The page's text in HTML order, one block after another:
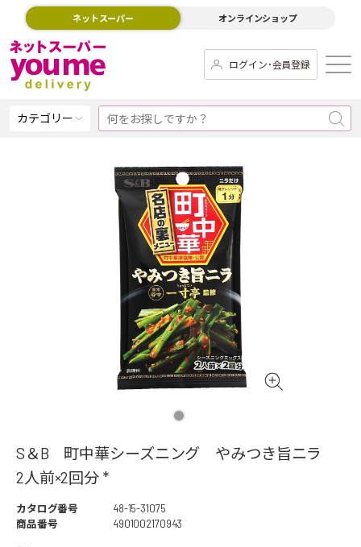
ネットスーパー オンラインショップ
ログイン･会員登録
カテゴリー
S＆B 町中華シーズニング やみつき旨ニラ
2人前×2回分 *
カタログ番号
48-15-31075
商品番号
4901002170943